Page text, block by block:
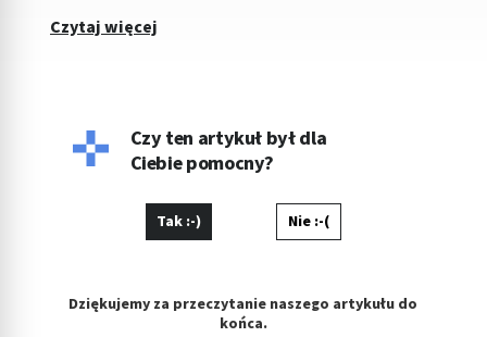
Czytaj więcej
Czy ten artykuł był dla
Ciebie pomocny?
Tak :-) Nie :-(
Dziękujemy za przeczytanie naszego artykułu do
końca.